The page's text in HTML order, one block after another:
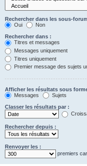
Rechercher dans les sous-
Oui
Non
Rechercher dans :
Titres et messages
Messages uniquement
Titres uniquement
Premier message des sujets
Afficher les résultats sous
Messages
Sujets
Classer les résultats par :
Rechercher depuis :
Renvoyer les :
premiers